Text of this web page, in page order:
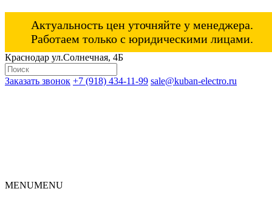
Актуальность цен уточняйте у менеджера.
Работаем только с юридическими лицами.
Краснодар ул.Солнечная, 4Б
Заказать звонок +7 (918) 434-11-99 sale@kuban-electro.ru
MENUMENU